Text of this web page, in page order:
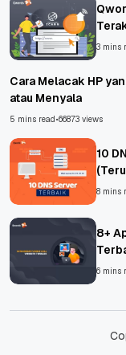
3 mins
Cara Melacak HP
atau Menyala
5 mins read•66873 views
10
8 mins
8+
6 mins